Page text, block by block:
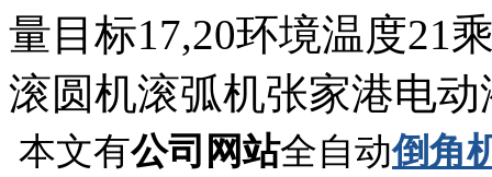
量目标17,20环境温度21
滚圆机滚弧机张家港电
本文有公司网站全自动倒角